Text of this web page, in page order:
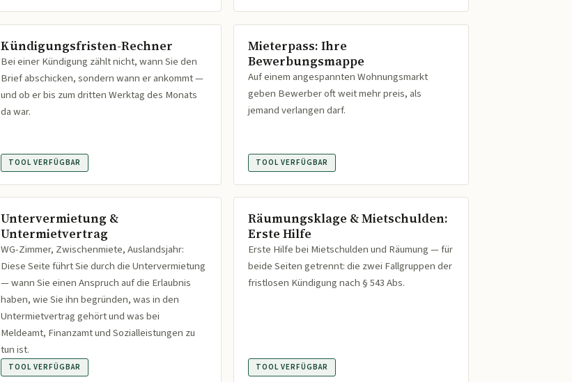
Kündigungsfristen-Rechner
Bei einer Kündigung zählt nicht, wann Sie den
Brief abschicken, sondern wann er ankommt —
und ob er bis zum dritten Werktag des Monats
da war.
TOOL VERFÜGBAR
Mieterpass: Ihre
Bewerbungsmappe
Auf einem angespannten Wohnungsmarkt
geben Bewerber oft weit mehr preis, als
jemand verlangen darf.
TOOL VERFÜGBAR
Untervermietung &
Untermietvertrag
WG-Zimmer, Zwischenmiete, Auslandsjahr:
Diese Seite führt Sie durch die Untervermietung
— wann Sie einen Anspruch auf die Erlaubnis
haben, wie Sie ihn begründen, was in den
Untermietvertrag gehört und was bei
Meldeamt, Finanzamt und Sozialleistungen zu
tun ist.
TOOL VERFÜGBAR
Räumungsklage & Mietschulden:
Erste Hilfe
Erste Hilfe bei Mietschulden und Räumung — für
beide Seiten getrennt: die zwei Fallgruppen der
fristlosen Kündigung nach § 543 Abs.
TOOL VERFÜGBAR